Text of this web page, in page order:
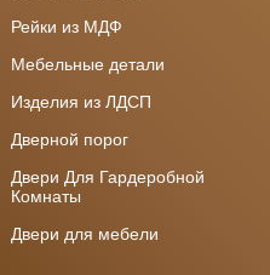
Рейки из МДФ
Мебельные детали
Изделия из ЛДСП
Дверной порог
Двери Для Гардеробной
Комнаты
Двери для мебели